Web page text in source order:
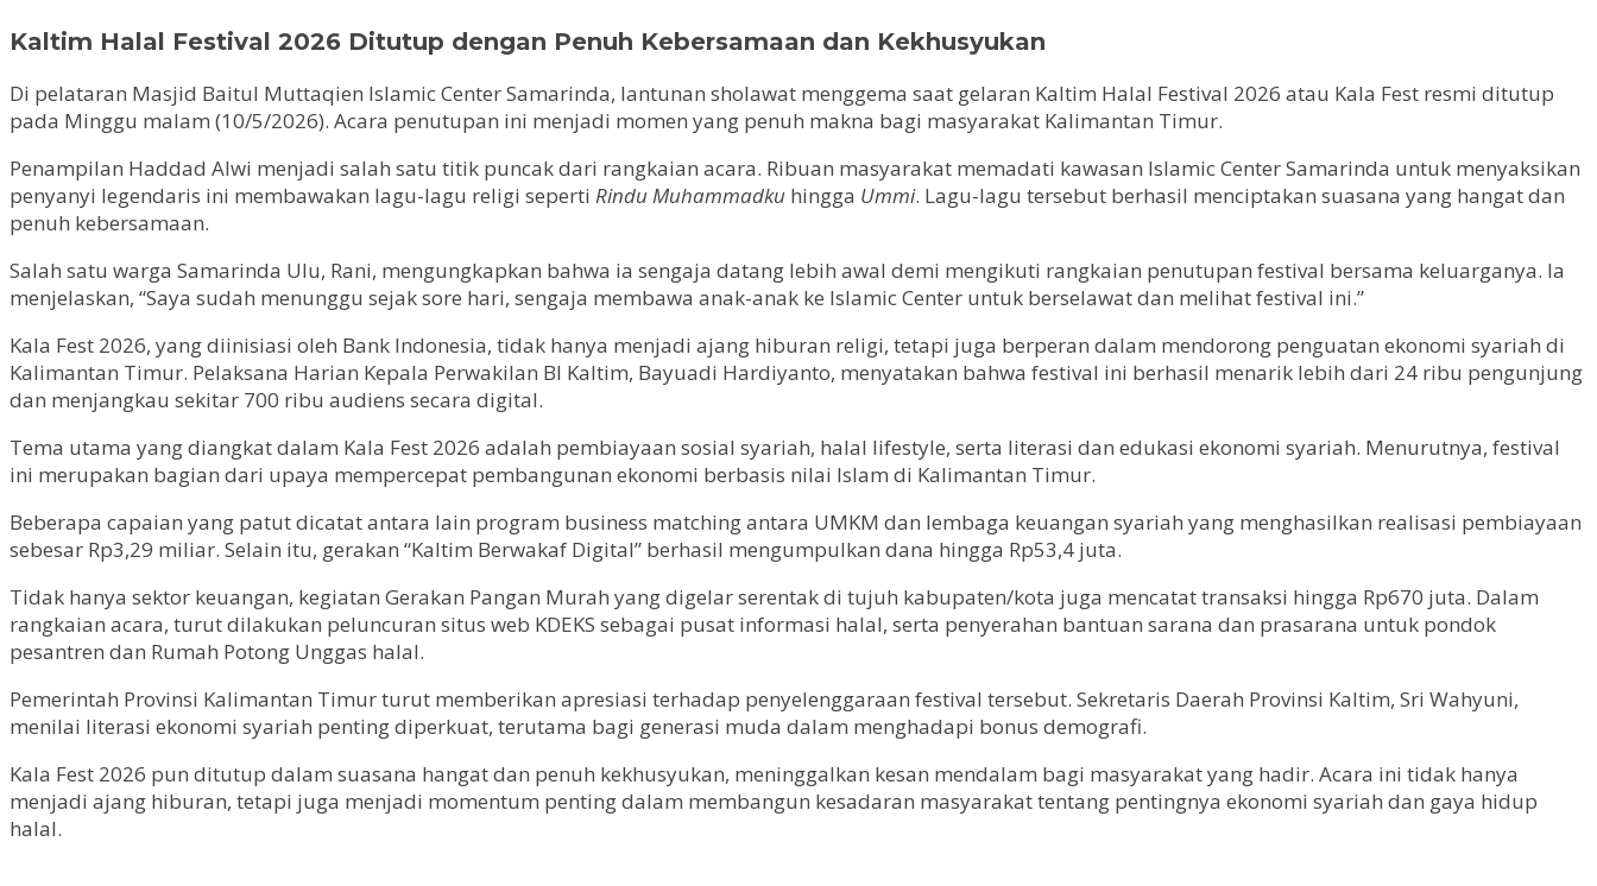
Kaltim Halal Festival 2026 Ditutup dengan Penuh Kebersamaan dan Kekhusyukan
Di pelataran Masjid Baitul Muttaqien Islamic Center Samarinda, lantunan sholawat menggema saat gelaran Kaltim Halal Festival 2026 atau Kala Fest resmi ditutup
pada Minggu malam (10/5/2026). Acara penutupan ini menjadi momen yang penuh makna bagi masyarakat Kalimantan Timur.
Penampilan Haddad Alwi menjadi salah satu titik puncak dari rangkaian acara. Ribuan masyarakat memadati kawasan Islamic Center Samarinda untuk menyaksikan
penyanyi legendaris ini membawakan lagu-lagu religi seperti Rindu Muhammadku hingga Ummi. Lagu-lagu tersebut berhasil menciptakan suasana yang hangat dan
penuh kebersamaan.
Salah satu warga Samarinda Ulu, Rani, mengungkapkan bahwa ia sengaja datang lebih awal demi mengikuti rangkaian penutupan festival bersama keluarganya. Ia
menjelaskan, “Saya sudah menunggu sejak sore hari, sengaja membawa anak-anak ke Islamic Center untuk berselawat dan melihat festival ini.”
Kala Fest 2026, yang diinisiasi oleh Bank Indonesia, tidak hanya menjadi ajang hiburan religi, tetapi juga berperan dalam mendorong penguatan ekonomi syariah di
Kalimantan Timur. Pelaksana Harian Kepala Perwakilan BI Kaltim, Bayuadi Hardiyanto, menyatakan bahwa festival ini berhasil menarik lebih dari 24 ribu pengunjung
dan menjangkau sekitar 700 ribu audiens secara digital.
Tema utama yang diangkat dalam Kala Fest 2026 adalah pembiayaan sosial syariah, halal lifestyle, serta literasi dan edukasi ekonomi syariah. Menurutnya, festival
ini merupakan bagian dari upaya mempercepat pembangunan ekonomi berbasis nilai Islam di Kalimantan Timur.
Beberapa capaian yang patut dicatat antara lain program business matching antara UMKM dan lembaga keuangan syariah yang menghasilkan realisasi pembiayaan
sebesar Rp3,29 miliar. Selain itu, gerakan “Kaltim Berwakaf Digital” berhasil mengumpulkan dana hingga Rp53,4 juta.
Tidak hanya sektor keuangan, kegiatan Gerakan Pangan Murah yang digelar serentak di tujuh kabupaten/kota juga mencatat transaksi hingga Rp670 juta. Dalam
rangkaian acara, turut dilakukan peluncuran situs web KDEKS sebagai pusat informasi halal, serta penyerahan bantuan sarana dan prasarana untuk pondok
pesantren dan Rumah Potong Unggas halal.
Pemerintah Provinsi Kalimantan Timur turut memberikan apresiasi terhadap penyelenggaraan festival tersebut. Sekretaris Daerah Provinsi Kaltim, Sri Wahyuni,
menilai literasi ekonomi syariah penting diperkuat, terutama bagi generasi muda dalam menghadapi bonus demografi.
Kala Fest 2026 pun ditutup dalam suasana hangat dan penuh kekhusyukan, meninggalkan kesan mendalam bagi masyarakat yang hadir. Acara ini tidak hanya
menjadi ajang hiburan, tetapi juga menjadi momentum penting dalam membangun kesadaran masyarakat tentang pentingnya ekonomi syariah dan gaya hidup
halal.